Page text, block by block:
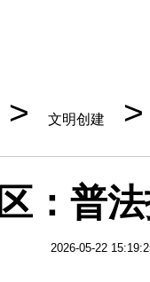
> 文明创建
：普
2026-05-22